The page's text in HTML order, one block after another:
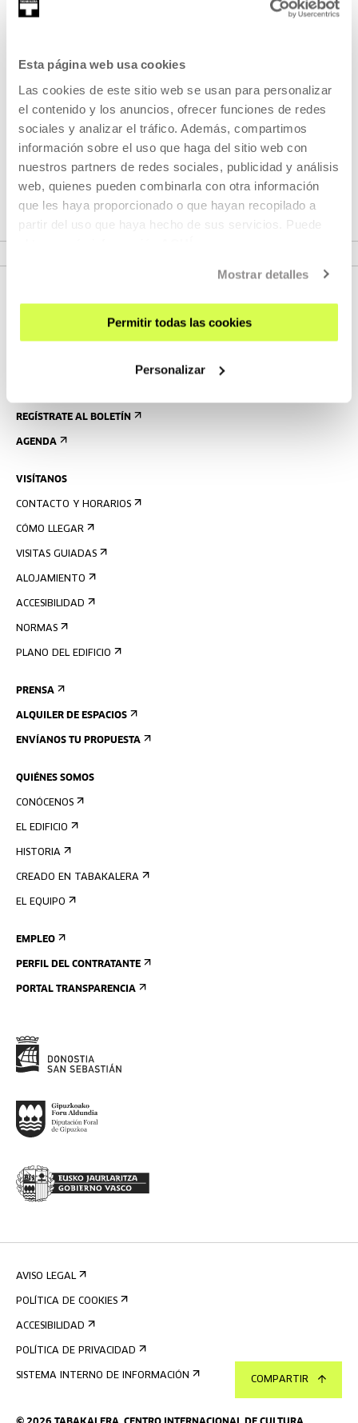
Esta página web usa cookies
Las cookies de este sitio web se usan para personalizar
el contenido y los anuncios, ofrecer funciones de redes
sociales y analizar el tráfico. Además, compartimos
información sobre el uso que haga del sitio web con
nuestros partners de redes sociales, publicidad y análisis
web, quienes pueden combinarla con otra información
que les haya proporcionado o que hayan recopilado a
partir del uso que haya hecho de sus servicios. Puede
Mostrar detalles
Permitir todas las cookies
Personalizar
Pertenece a Festival: Crossover.
Cultura de series
Promovido por el Departamento de Cultura de la
Diputación de Gipuzkoa y organizado en colaboración con
la agencia cultural Kultur Factory,
CROSSOVER es un festival
dedicado a la cultura de las series.
COMPARTIR
REGÍSTRATE AL BOLETÍN
AGENDA
VISÍTANOS
CONTACTO Y HORARIOS
CÓMO LLEGAR
VISITAS GUIADAS
ALOJAMIENTO
ACCESIBILIDAD
NORMAS
PLANO DEL EDIFICIO
PRENSA
ALQUILER DE ESPACIOS
ENVÍANOS TU PROPUESTA
QUIÉNES SOMOS
CONÓCENOS
EL EDIFICIO
HISTORIA
CREADO EN TABAKALERA
EL EQUIPO
EMPLEO
PERFIL DEL CONTRATANTE
PORTAL TRANSPARENCIA
AVISO LEGAL
POLÍTICA DE COOKIES
ACCESIBILIDAD
POLÍTICA DE PRIVACIDAD
SISTEMA INTERNO DE INFORMACIÓN